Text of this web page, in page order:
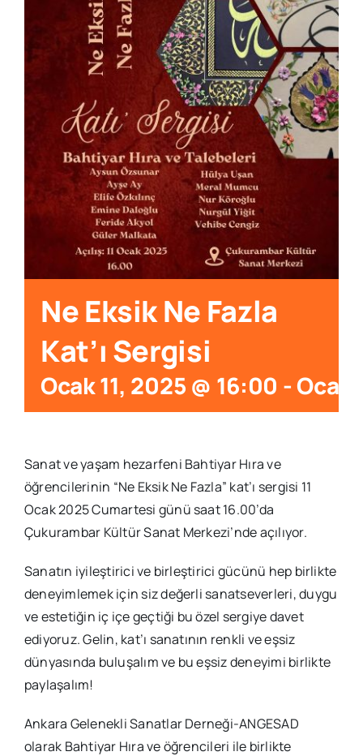
Ne Eksik Ne Fazla
Kat’ı Sergisi
Ocak 11, 2025 @ 16:00 -Ocak
Sanat ve yaşam hezarfeni Bahtiyar Hıra ve
öğrencilerinin “Ne Eksik Ne Fazla” kat’ı sergisi 11
Ocak 2025 Cumartesi günü saat 16.00’da
Çukurambar Kültür Sanat Merkezi’nde açılıyor.
Sanatın iyileştirici ve birleştirici gücünü hep birlikte
deneyimlemek için siz değerli sanatseverleri, duygu
ve estetiğin iç içe geçtiği bu özel sergiye davet
ediyoruz. Gelin, kat’ı sanatının renkli ve eşsiz
dünyasında buluşalım ve bu eşsiz deneyimi birlikte
paylaşalım!
Ankara Gelenekli Sanatlar Derneği-ANGESAD
olarak Bahtiyar Hıra ve öğrencileri ile birlikte